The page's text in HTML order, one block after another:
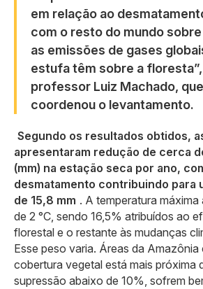
em relação ao
com o resto do mundo
as emissões de gases
estufa têm sobre a
professor Luiz Machado,
coordenou o levantamento.
Segundo os resultados obtidos,
apresentaram redução de cerca
(mm) na estação seca por ano,
desmatamento contribuindo para
de 15,8 mm . A temperatura
de 2 °C, sendo 16,5% atribuídos ao
florestal e o restante às mudanças
Esse peso varia. Áreas da Amazônia
cobertura vegetal está mais próxima
supressão abaixo de 10%, sofrem